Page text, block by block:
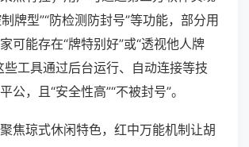
牌型”“防检测防封号”等功能，部分用
可能存在“牌特别好”或“透视他人牌
些工具通过后台运行、自动连接等技
公，且“安全性高”“不被封号”。
焦琼式休闲特色，红中万能机制让胡